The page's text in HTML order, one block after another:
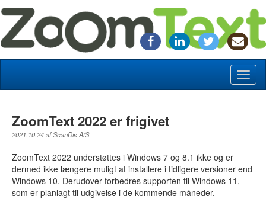
ZoomText 2022 er frigivet
2021.10.24 af ScanDis A/S
ZoomText 2022 understøttes i Windows 7 og 8.1 ikke og er
dermed ikke længere muligt at installere i tidligere versioner end
Windows 10. Derudover forbedres supporten til Windows 11,
som er planlagt til udgivelse i de kommende måneder.